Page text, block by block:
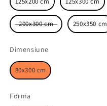
200x300 cm 250x350 cm
Dimensiune
80x300 cm
Forma